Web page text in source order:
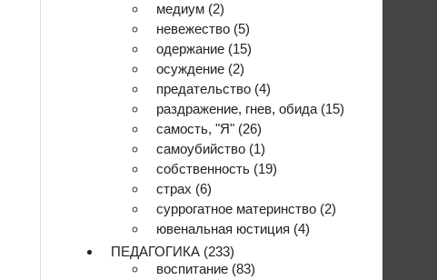
медиум (2)
невежество (5)
одержание (15)
осуждение (2)
предательство (4)
раздражение, гнев, обида (15)
самость, "Я" (26)
самоубийство (1)
собственность (19)
страх (6)
суррогатное материнство (2)
ювенальная юстиция (4)
ПЕДАГОГИКА (233)
воспитание (83)